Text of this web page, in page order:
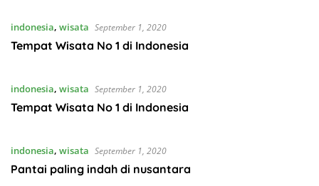
indonesia, wisata September 1, 2020
Tempat Wisata No 1 di Indonesia
indonesia, wisata September 1, 2020
Tempat Wisata No 1 di Indonesia
indonesia, wisata September 1, 2020
Pantai paling indah di nusantara